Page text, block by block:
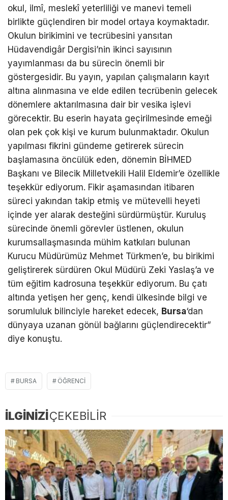
okul, ilmî, meslekî yeterliliği ve manevi temeli
birlikte güçlendiren bir model ortaya koymaktadır.
Okulun birikimini ve tecrübesini yansıtan
Hüdavendigâr Dergisi’nin ikinci sayısının
yayımlanması da bu sürecin önemli bir
göstergesidir. Bu yayın, yapılan çalışmaların kayıt
altına alınmasına ve elde edilen tecrübenin gelecek
dönemlere aktarılmasına dair bir vesika işlevi
görecektir. Bu eserin hayata geçirilmesinde emeği
olan pek çok kişi ve kurum bulunmaktadır. Okulun
yapılması fikrini gündeme getirerek sürecin
başlamasına öncülük eden, dönemin BİHMED
Başkanı ve Bilecik Milletvekili Halil Eldemir’e özellikle
teşekkür ediyorum. Fikir aşamasından itibaren
süreci yakından takip etmiş ve mütevelli heyeti
içinde yer alarak desteğini sürdürmüştür. Kuruluş
sürecinde önemli görevler üstlenen, okulun
kurumsallaşmasında mühim katkıları bulunan
Kurucu Müdürümüz Mehmet Türkmen’e, bu birikimi
geliştirerek sürdüren Okul Müdürü Zeki Yaslaş’a ve
tüm eğitim kadrosuna teşekkür ediyorum. Bu çatı
altında yetişen her genç, kendi ülkesinde bilgi ve
sorumluluk bilinciyle hareket edecek, Bursa‘dan
dünyaya uzanan gönül bağlarını güçlendirecektir”
diye konuştu.
BURSA ÖĞRENCI
İLGİNİZİÇEKEBİLİR